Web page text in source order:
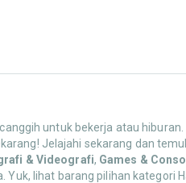
untuk bekerja atau
Jelajahi sekarang dan
& Videografi, Games &
lihat barang pilihan kategori